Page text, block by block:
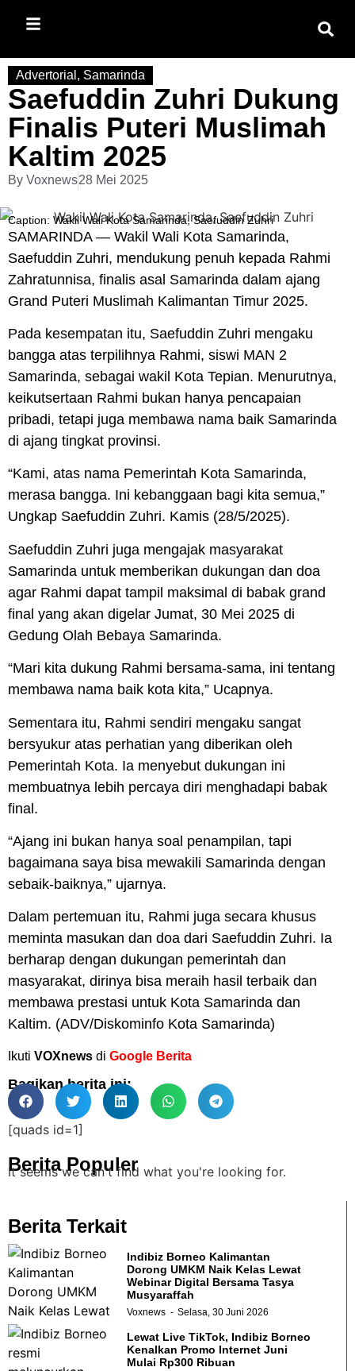
Advertorial , Samarinda
Saefuddin Zuhri Dukung
Finalis Puteri Muslimah
Kaltim 2025
By Voxnews28 Mei 2025
Caption: Wakil Wali Kota Samarinda, Saefuddin Zuhri
SAMARINDA — Wakil Wali Kota Samarinda,
Saefuddin Zuhri, mendukung penuh kepada Rahmi
Zahratunnisa, finalis asal Samarinda dalam ajang
Grand Puteri Muslimah Kalimantan Timur 2025.
Pada kesempatan itu, Saefuddin Zuhri mengaku
bangga atas terpilihnya Rahmi, siswi MAN 2
Samarinda, sebagai wakil Kota Tepian. Menurutnya,
keikutsertaan Rahmi bukan hanya pencapaian
pribadi, tetapi juga membawa nama baik Samarinda
di ajang tingkat provinsi.
“Kami, atas nama Pemerintah Kota Samarinda,
merasa bangga. Ini kebanggaan bagi kita semua,”
Ungkap Saefuddin Zuhri. Kamis (28/5/2025).
Saefuddin Zuhri juga mengajak masyarakat
Samarinda untuk memberikan dukungan dan doa
agar Rahmi dapat tampil maksimal di babak grand
final yang akan digelar Jumat, 30 Mei 2025 di
Gedung Olah Bebaya Samarinda.
“Mari kita dukung Rahmi bersama-sama, ini tentang
membawa nama baik kota kita,” Ucapnya.
Sementara itu, Rahmi sendiri mengaku sangat
bersyukur atas perhatian yang diberikan oleh
Pemerintah Kota. Ia menyebut dukungan ini
membuatnya lebih percaya diri menghadapi babak
final.
“Ajang ini bukan hanya soal penampilan, tapi
bagaimana saya bisa mewakili Samarinda dengan
sebaik-baiknya,” ujarnya.
Dalam pertemuan itu, Rahmi juga secara khusus
meminta masukan dan doa dari Saefuddin Zuhri. Ia
berharap dengan dukungan pemerintah dan
masyarakat, dirinya bisa meraih hasil terbaik dan
membawa prestasi untuk Kota Samarinda dan
Kaltim. (ADV/Diskominfo Kota Samarinda)
Ikuti VOXnews di Google Berita
Bagikan berita ini:
[quads id=1]
Berita Populer
It seems we can't find what you're looking for.
Berita Terkait
Indibiz Borneo Kalimantan
Dorong UMKM Naik Kelas Lewat
Webinar Digital Bersama Tasya
Musyaraffah
Voxnews Selasa, 30 Juni 2026
Lewat Live TikTok, Indibiz Borneo
Kenalkan Promo Internet Juni
Mulai Rp300 Ribuan